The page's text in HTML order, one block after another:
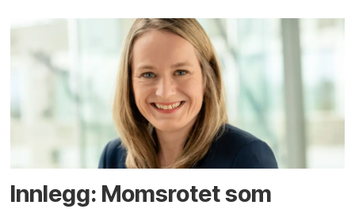
Innlegg: Moms­rotet som